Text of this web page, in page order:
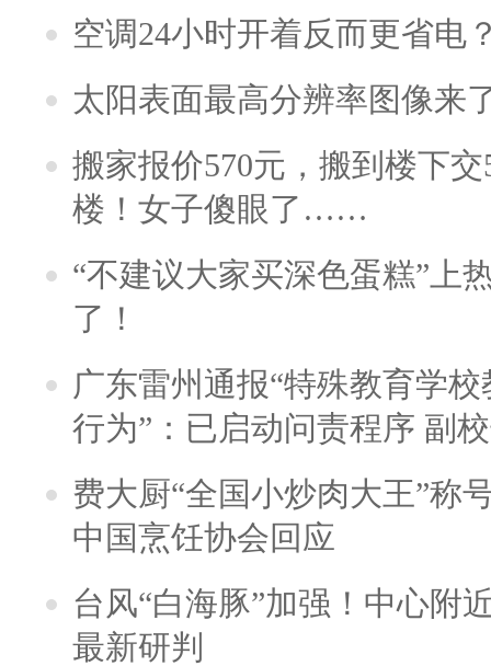
空调24小时开着反而更省电
太阳表面最高分辨率图像来
搬家报价570元，搬到楼下
楼！女子傻眼了……
“不建议大家买深色蛋糕”上
了！
广东雷州通报“特殊教育学
行为”：已启动问责程序 副
费大厨“全国小炒肉大王”称
中国烹饪协会回应
台风“白海豚”加强！中心附
最新研判